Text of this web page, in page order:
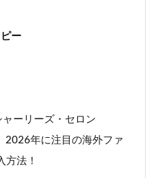
ー
ーリーズ・セロン
2026年に注目の海外ファ
方法！